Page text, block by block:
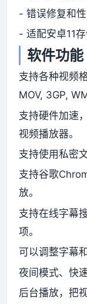
- 错误修复和
- 适配安卓11存
软件功能
支持各种视频
MOV, 3GP,
支持硬件加速
视频播放器。
支持使用私密
支持谷歌
放。
支持在线字幕
项。
可以调整字幕
夜间模式、快
后台播放，把